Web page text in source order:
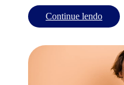
Continue lendo